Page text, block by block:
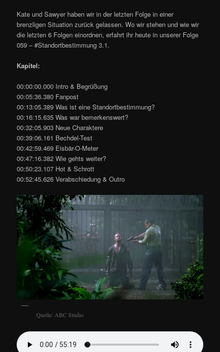
Kate und Sawyer haben wir in der letzten Folge in einer
brenzligen Situation zurück gelassen. Wo wir stehen und wie wir
die letzten 6 Folgen einordnen, erfahrt ihr heute in unserer Folge
059 – #Standortbestimmung 3.1.
Kapitel:
00:00:00.000 Intro & Begrüßung
00:05:36.380 Fanpost
00:13:05.389 Was ist eine Standortbestimmung?
00:16:15.635 Was war bemerkenswert?
00:32:05.903 Neue Charaktere
00:39:06.161 Bechdel-Test
00:42:59.469 Eisbär-O-Meter
00:47:16.382 Wie gehts weiter?
00:50:23.107 Hot & Schrott
00:52:45.626 Verabschiedung & Outro
Quelle: ABC Studio